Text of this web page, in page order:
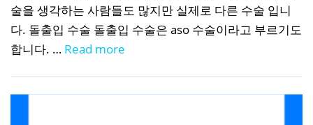
술을 생각하는 사람들도 많지만 실제로 다른 수술 입니
다. 돌출입 수술 돌출입 수술은 aso 수술이라고 부르기도
합니다. … Read more